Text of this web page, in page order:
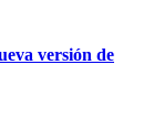
versión de